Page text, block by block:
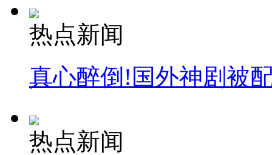
热点新闻
真心醉倒!国外神剧被
热点新闻